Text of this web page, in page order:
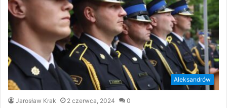
Aleksandrów
Jarosław Krak 2 czerwca, 2024 0